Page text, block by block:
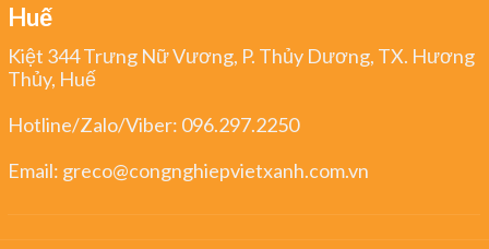
Huế
Kiệt 344 Trưng Nữ Vương, P. Thủy Dương, TX. Hương
Thủy, Huế
Hotline/Zalo/Viber: 096.297.2250
Email: greco@congnghiepvietxanh.com.vn